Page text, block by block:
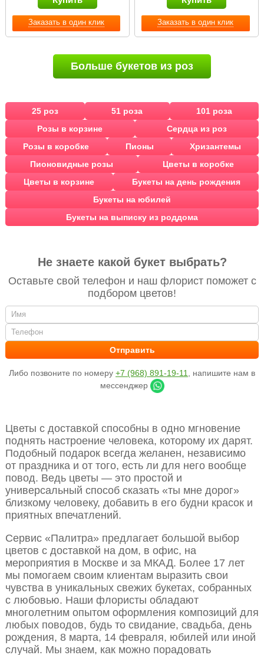
Заказать в один клик Заказать в один клик
Больше букетов из роз
25 роз 51 роза
101 роза
Розы в корзине
Сердца из роз
Розы в коробке
Пионы
Хризантемы
Пионовидные розы
Цветы в коробке
Цветы в корзине
Букеты на день рождения
Букеты на юбилей
Букеты на выписку из роддома
Не знаете какой букет выбрать?
Оставьте свой телефон и наш флорист поможет с
подбором цветов!
Либо позвоните по номеру +7 (968) 891-19-11
, напишите нам в
мессенджер
Цветы с доставкой способны в одно мгновение
поднять настроение человека, которому их дарят.
Подобный подарок всегда желанен, независимо
от праздника и от того, есть ли для него вообще
повод. Ведь цветы — это простой и
универсальный способ сказать «ты мне дорог»
близкому человеку, добавить в его будни красок и
приятных впечатлений.
Сервис «Палитра» предлагает большой выбор
цветов с доставкой на дом, в офис, на
мероприятия в Москве и за МКАД. Более 17 лет
мы помогаем своим клиентам выразить свои
чувства в уникальных свежих букетах, собранных
с любовью. Наши флористы обладают
многолетним опытом оформления композиций для
любых поводов, будь то свидание, свадьба, день
рождения, 8 марта, 14 февраля, юбилей или иной
случай. Мы знаем, как можно порадовать